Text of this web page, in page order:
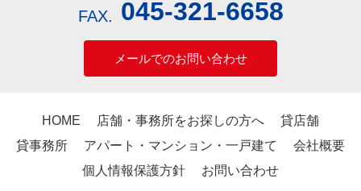
FAX. 045-321-6658
メールでのお問い合わせ
HOME 店舗・事務所をお探しの方へ
貸店舗
貸事務所
アパート・マンション・一戸建て
会社概要
個人情報保護方針
お問い合わせ